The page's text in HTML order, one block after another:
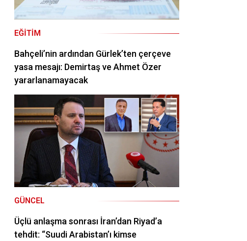
EĞITIM
Bahçeli’nin ardından Gürlek’ten çerçeve
yasa mesajı: Demirtaş ve Ahmet Özer
yararlanamayacak
GÜNCEL
Üçlü anlaşma sonrası İran’dan Riyad’a
tehdit: “Suudi Arabistan’ı kimse